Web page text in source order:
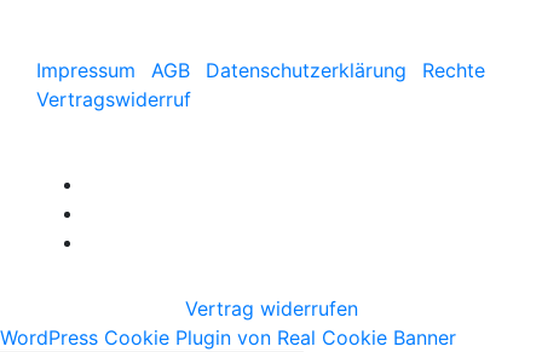
Impressum AGB Datenschutzerklärung
Rechte
Vertragswiderruf
Vertrag widerrufen
WordPress Cookie Plugin von Real Cookie Banner